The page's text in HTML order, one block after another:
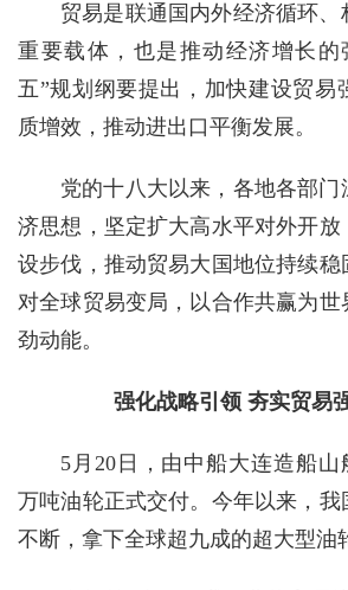
贸易是联通国内外经济循环、
重要载体，也是推动经济增长的
五”规划纲要提出，加快建设贸易
质增效，推动进出口平衡发展。
党的十八大以来，各地各部
济思想，坚定扩大高水平对外开放
设步伐，推动贸易大国地位持续
对全球贸易变局，以合作共赢为世
劲动能。
强化战略引领 夯实贸易
5月20日，由中船大连造船山
万吨油轮正式交付。今年以来，
不断，拿下全球超九成的超大型油